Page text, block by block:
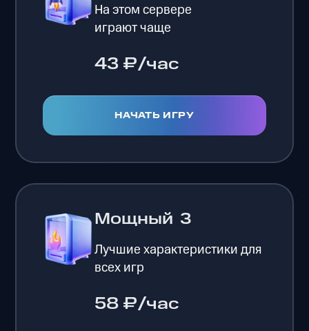
На этом сервере
играют чаще
43 ₽/час
НАЧАТЬ ИГРУ
Мощный 3
Лучшие характеристики для
всех игр
58 ₽/час